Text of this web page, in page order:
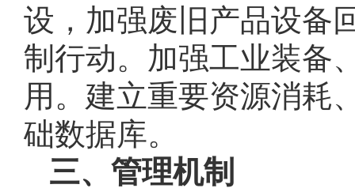
设，加强废旧产品设备
制行动。加强工业装备
用。建立重要资源消耗
础数据库。
三、管理机制